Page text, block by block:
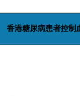
香港糖尿病患者控制